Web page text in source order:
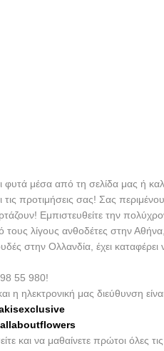
φυτά μέσα από τη σελίδα μας ή
προτιμήσεις σας! Σας
Εμπιστευθείτε την
λίγους ανθοδέτες στην
στην Ολλανδία, έχει καταφέρει
98 55 980!
η ηλεκτρονική μας διεύθυνση
και να μαθαίνετε πρώτοι όλες